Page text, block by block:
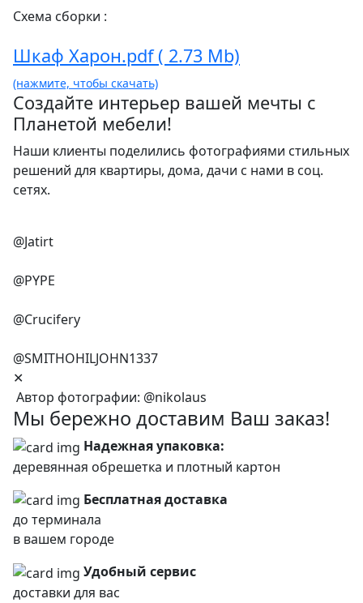
Схема сборки :
Шкаф Харон.pdf ( 2.73 Mb)
(нажмите, чтобы скачать)
Создайте интерьер вашей мечты с
Планетой мебели!
Наши клиенты поделились фотографиями стильных
решений для квартиры, дома, дачи с нами в соц.
сетях.
@Jatirt
@PYPE
@Crucifery
@SMITHOHILJOHN1337
✕
Автор фотографии: @nikolaus
Мы бережно доставим Ваш заказ!
Надежная упаковка:
деревянная обрешетка и плотный картон
Бесплатная доставка
до терминала
в вашем городе
Удобный сервис
доставки для вас